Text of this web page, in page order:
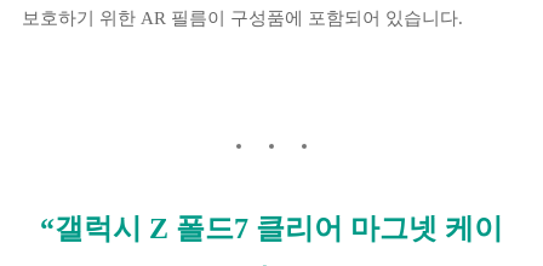
보호하기 위한 AR 필름이 구성품에 포함되어 있습니다.
“갤럭시 Z 폴드7 클리어 마그넷 케이